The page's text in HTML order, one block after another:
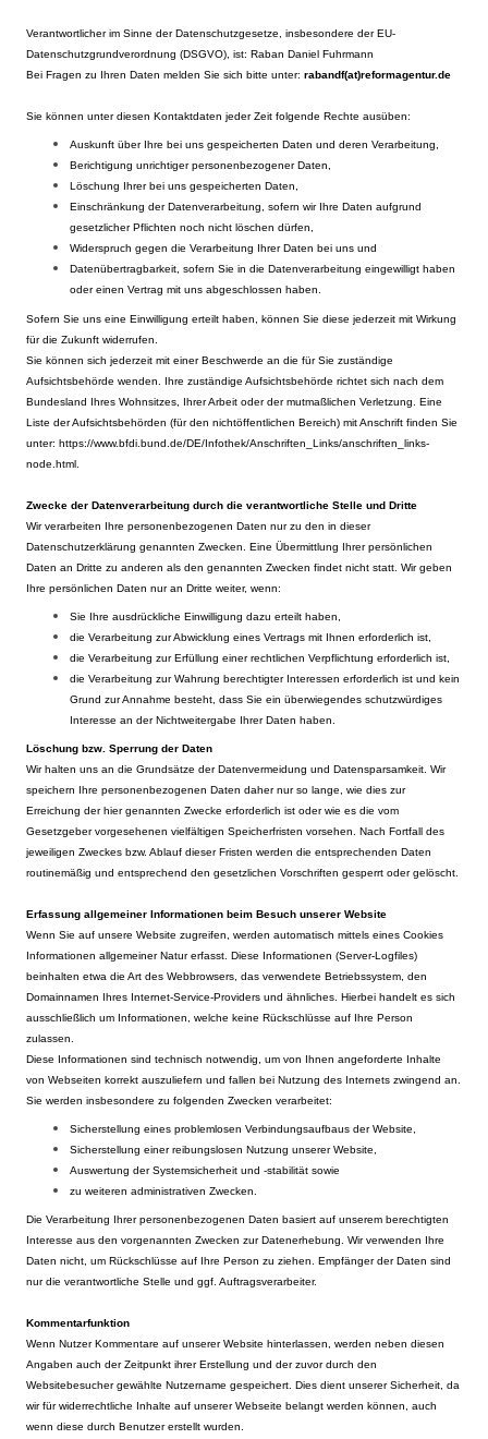
Verantwortlicher im Sinne der Datenschutzgesetze, insbesondere der EU-
Datenschutzgrundverordnung (DSGVO), ist: Raban Daniel Fuhrmann
Bei Fragen zu Ihren Daten melden Sie sich bitte unter: rabandf(at)reformagentur.de
Sie können unter diesen Kontaktdaten jeder Zeit folgende Rechte ausüben:
Auskunft über Ihre bei uns gespeicherten Daten und deren Verarbeitung,
Berichtigung unrichtiger personenbezogener Daten,
Löschung Ihrer bei uns gespeicherten Daten,
Einschränkung der Datenverarbeitung, sofern wir Ihre Daten aufgrund
gesetzlicher Pflichten noch nicht löschen dürfen,
Widerspruch gegen die Verarbeitung Ihrer Daten bei uns und
Datenübertragbarkeit, sofern Sie in die Datenverarbeitung eingewilligt haben
oder einen Vertrag mit uns abgeschlossen haben.
Sofern Sie uns eine Einwilligung erteilt haben, können Sie diese jederzeit mit Wirkung
für die Zukunft widerrufen.
Sie können sich jederzeit mit einer Beschwerde an die für Sie zuständige
Aufsichtsbehörde wenden. Ihre zuständige Aufsichtsbehörde richtet sich nach dem
Bundesland Ihres Wohnsitzes, Ihrer Arbeit oder der mutmaßlichen Verletzung. Eine
Liste der Aufsichtsbehörden (für den nichtöffentlichen Bereich) mit Anschrift finden Sie
unter: https://www.bfdi.bund.de/DE/Infothek/Anschriften_Links/anschriften_links-
node.html.
Zwecke der Datenverarbeitung durch die verantwortliche Stelle und Dritte
Wir verarbeiten Ihre personenbezogenen Daten nur zu den in dieser
Datenschutzerklärung genannten Zwecken. Eine Übermittlung Ihrer persönlichen
Daten an Dritte zu anderen als den genannten Zwecken findet nicht statt. Wir geben
Ihre persönlichen Daten nur an Dritte weiter, wenn:
Sie Ihre ausdrückliche Einwilligung dazu erteilt haben,
die Verarbeitung zur Abwicklung eines Vertrags mit Ihnen erforderlich ist,
die Verarbeitung zur Erfüllung einer rechtlichen Verpflichtung erforderlich ist,
die Verarbeitung zur Wahrung berechtigter Interessen erforderlich ist und kein
Grund zur Annahme besteht, dass Sie ein überwiegendes schutzwürdiges
Interesse an der Nichtweitergabe Ihrer Daten haben.
Löschung bzw. Sperrung der Daten
Wir halten uns an die Grundsätze der Datenvermeidung und Datensparsamkeit. Wir
speichern Ihre personenbezogenen Daten daher nur so lange, wie dies zur
Erreichung der hier genannten Zwecke erforderlich ist oder wie es die vom
Gesetzgeber vorgesehenen vielfältigen Speicherfristen vorsehen. Nach Fortfall des
jeweiligen Zweckes bzw. Ablauf dieser Fristen werden die entsprechenden Daten
routinemäßig und entsprechend den gesetzlichen Vorschriften gesperrt oder gelöscht.
Erfassung allgemeiner Informationen beim Besuch unserer Website
Wenn Sie auf unsere Website zugreifen, werden automatisch mittels eines Cookies
Informationen allgemeiner Natur erfasst. Diese Informationen (Server-Logfiles)
beinhalten etwa die Art des Webbrowsers, das verwendete Betriebssystem, den
Domainnamen Ihres Internet-Service-Providers und ähnliches. Hierbei handelt es sich
ausschließlich um Informationen, welche keine Rückschlüsse auf Ihre Person
zulassen.
Diese Informationen sind technisch notwendig, um von Ihnen angeforderte Inhalte
von Webseiten korrekt auszuliefern und fallen bei Nutzung des Internets zwingend an.
Sie werden insbesondere zu folgenden Zwecken verarbeitet:
Sicherstellung eines problemlosen Verbindungsaufbaus der Website,
Sicherstellung einer reibungslosen Nutzung unserer Website,
Auswertung der Systemsicherheit und -stabilität sowie
zu weiteren administrativen Zwecken.
Die Verarbeitung Ihrer personenbezogenen Daten basiert auf unserem berechtigten
Interesse aus den vorgenannten Zwecken zur Datenerhebung. Wir verwenden Ihre
Daten nicht, um Rückschlüsse auf Ihre Person zu ziehen. Empfänger der Daten sind
nur die verantwortliche Stelle und ggf. Auftragsverarbeiter.
Kommentarfunktion
Wenn Nutzer Kommentare auf unserer Website hinterlassen, werden neben diesen
Angaben auch der Zeitpunkt ihrer Erstellung und der zuvor durch den
Websitebesucher gewählte Nutzername gespeichert. Dies dient unserer Sicherheit, da
wir für widerrechtliche Inhalte auf unserer Webseite belangt werden können, auch
wenn diese durch Benutzer erstellt wurden.